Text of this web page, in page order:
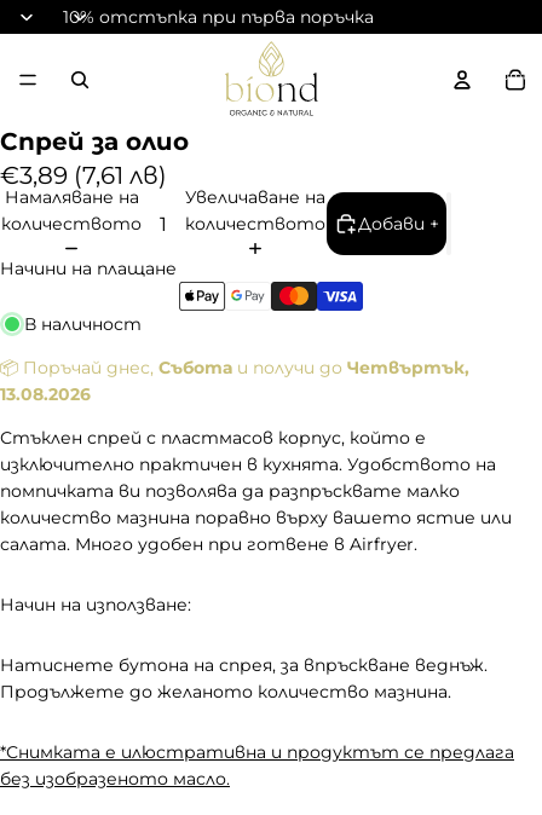
10% отстъпка при първа поръчка
в
Б
и
о
м
с
л
а
,
б
и
о
х
р
а
и
н
а
у
р
Спрей за олио
€3,89 (7,61 лв)
Намаляване на
количеството
Увеличаване на
количеството
Добави +
Начини на плащане
В наличност
📦 Поръчай днес, Събота и получи до Четвъртък,
13.08.2026
Стъклен спрей с пластмасов корпус, който е
изключително практичен в кухнята. Удобството на
помпичката ви позволява да разпръсквате малко
количество мазнина поравно върху вашето ястие или
салата. Много удобен при готвене в Airfryer.
Начин на използване:
Натиснете бутона на спрея, за впръскване веднъж.
Продължете до желаното количество мазнина.
*Снимката е илюстративна и продуктът се предлага
без изобразеното масло.